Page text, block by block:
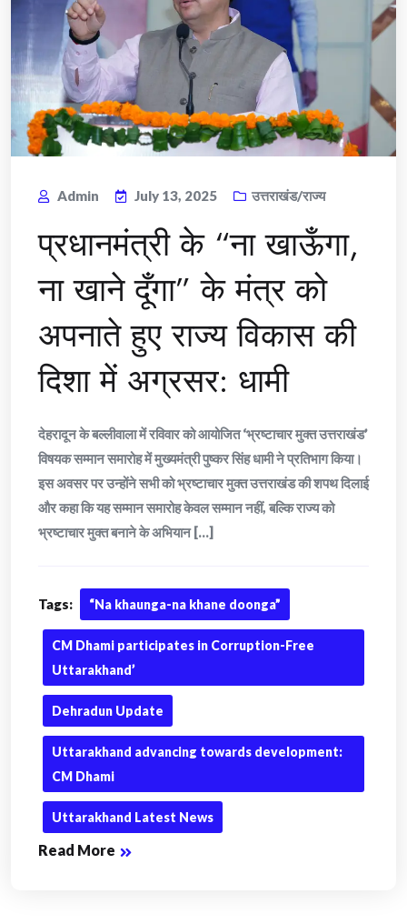
Admin July 13, 2025 उत्तराखंड/राज्य
प्रधानमंत्री के “ना खाऊँगा,
ना खाने दूँगा” के मंत्र को
अपनाते हुए राज्य विकास की
दिशा में अग्रसर: धामी
देहरादून के बल्लीवाला में रविवार को आयोजित ‘भ्रष्टाचार मुक्त उत्तराखंड’
विषयक सम्मान समारोह में मुख्यमंत्री पुष्कर सिंह धामी ने प्रतिभाग किया।
इस अवसर पर उन्होंने सभी को भ्रष्टाचार मुक्त उत्तराखंड की शपथ दिलाई
और कहा कि यह सम्मान समारोह केवल सम्मान नहीं, बल्कि राज्य को
भ्रष्टाचार मुक्त बनाने के अभियान [...]
Tags: “Na khaunga-na khane doonga”
CM Dhami participates in Corruption-Free
Uttarakhand’
Dehradun Update
Uttarakhand advancing towards development:
CM Dhami
Uttarakhand Latest News
Read More